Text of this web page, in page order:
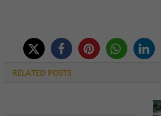
RELATED POSTS